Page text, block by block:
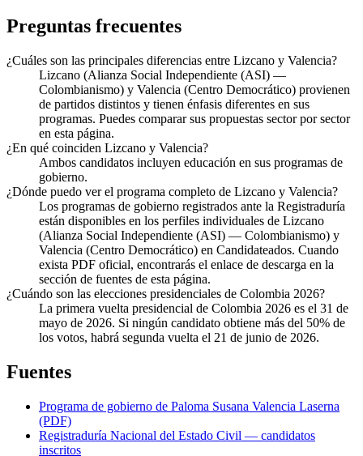
Preguntas frecuentes
¿Cuáles son las principales diferencias entre Lizcano y Valencia?
Lizcano (Alianza Social Independiente (ASI) —
Colombianismo) y Valencia (Centro Democrático) provienen
de partidos distintos y tienen énfasis diferentes en sus
programas. Puedes comparar sus propuestas sector por sector
en esta página.
¿En qué coinciden Lizcano y Valencia?
Ambos candidatos incluyen educación en sus programas de
gobierno.
¿Dónde puedo ver el programa completo de Lizcano y Valencia?
Los programas de gobierno registrados ante la Registraduría
están disponibles en los perfiles individuales de Lizcano
(Alianza Social Independiente (ASI) — Colombianismo) y
Valencia (Centro Democrático) en Candidateados. Cuando
exista PDF oficial, encontrarás el enlace de descarga en la
sección de fuentes de esta página.
¿Cuándo son las elecciones presidenciales de Colombia 2026?
La primera vuelta presidencial de Colombia 2026 es el 31 de
mayo de 2026. Si ningún candidato obtiene más del 50% de
los votos, habrá segunda vuelta el 21 de junio de 2026.
Fuentes
Programa de gobierno de Paloma Susana Valencia Laserna
(PDF)
Registraduría Nacional del Estado Civil — candidatos
inscritos